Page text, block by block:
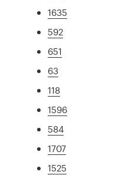
1635
592
651
63
118
1596
584
1707
1525